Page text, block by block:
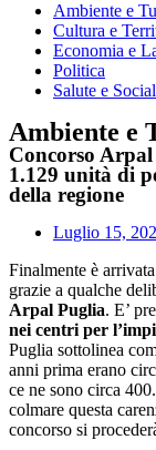
Ambiente e
Cultura e
Economia e
Politica
Salute e
Ambiente e
Concorso Arpal
1.129 unità di
della regione
Luglio 15,
Finalmente è
grazie a qualche
Arpal Puglia. E’
nei centri per
Puglia sottolinea
anni prima erano
ce ne sono circa
colmare questa
concorso si